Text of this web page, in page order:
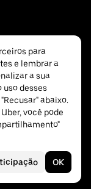
para
e lembrar a
a sua
uso desses
abaixo.
você pode
OK